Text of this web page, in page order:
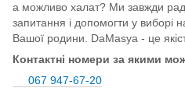
а можливо халат? Ми завжди раді
запитання і допомогти у виборі
Вашої родини. DaMasya - це
Контактні номери за якими
067 947-67-20